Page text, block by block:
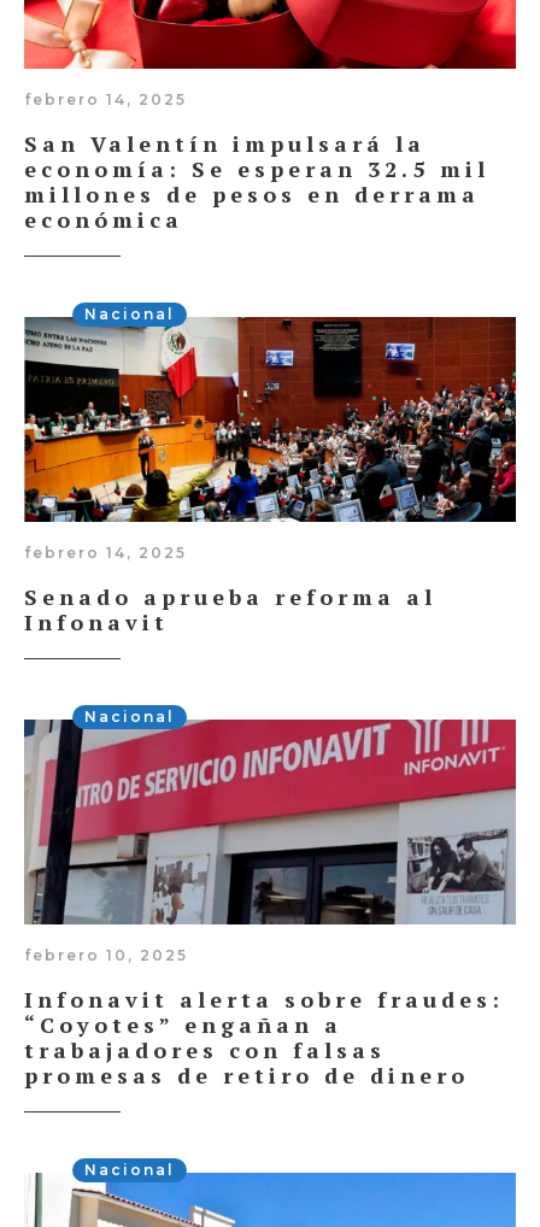
febrero 14, 2025
San Valentín impulsará la
economía: Se esperan 32.5 mil
millones de pesos en derrama
económica
Nacional
febrero 14, 2025
Senado aprueba reforma al
Infonavit
Nacional
febrero 10, 2025
Infonavit alerta sobre fraudes:
“Coyotes” engañan a
trabajadores con falsas
promesas de retiro de dinero
Nacional